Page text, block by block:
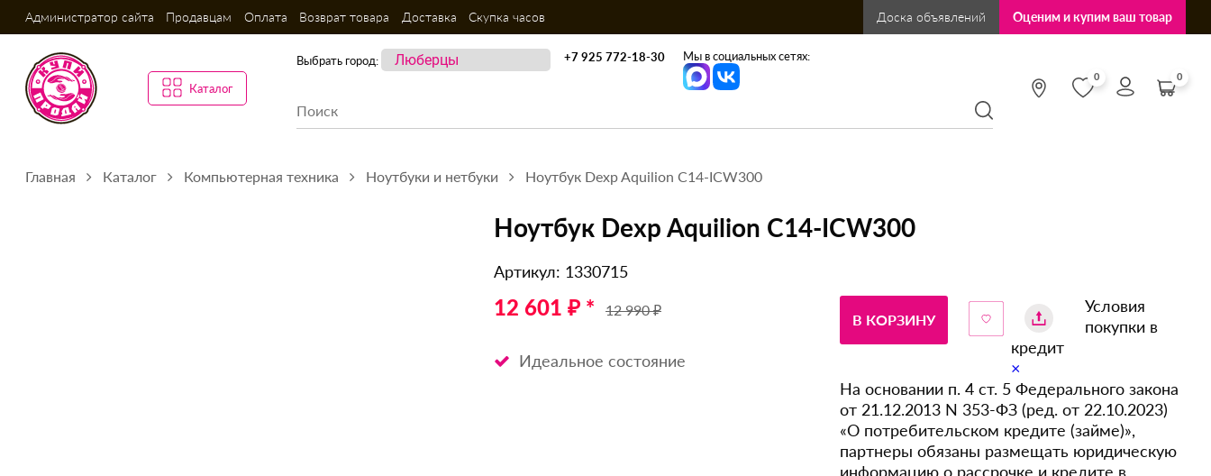
Администратор сайта Продавцам Оплата Возврат товара Доставка Скупка часов Доска объявлений Оценим и купим ваш товар
Каталог
Выбрать город: +7 925 772-18-30 Мы в социальных сетях:
0 0
Главная Каталог Компьютерная техника Ноутбуки и нетбуки Ноутбук Dexp Aquilion C14-ICW300
Ноутбук Dexp Aquilion C14-ICW300
Артикул: 1330715
12 601 ₽ * 12 990 ₽
Идеальное состояние
В КОРЗИНУ
Условия
покупки в
кредит
×
На основании п. 4 ст. 5 Федерального закона
от 21.12.2013 N 353-ФЗ (ред. от 22.10.2023)
«О потребительском кредите (займе)»,
партнеры обязаны размещать юридическую
информацию о рассрочке и кредите в